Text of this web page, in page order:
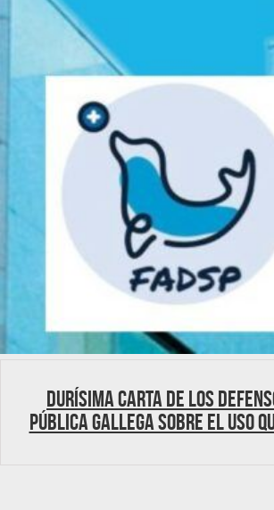
Durísima carta de los
pública gallega sobre el uso